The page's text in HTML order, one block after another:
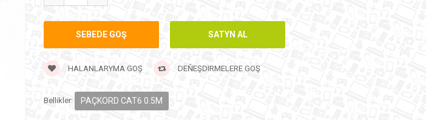
HALANLARYMA GOŞ DEŇEŞDIRMELERE GOŞ
Bellikler: PAÇKORD CAT6 0.5M